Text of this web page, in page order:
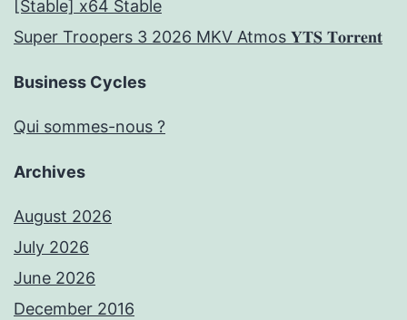
[Stable] x64 Stable
Super Troopers 3 2026 MKV Atmos 𝐘𝐓𝐒 𝐓𝐨𝐫𝐫𝐞𝐧𝐭
Business Cycles
Qui sommes-nous ?
Archives
August 2026
July 2026
June 2026
December 2016